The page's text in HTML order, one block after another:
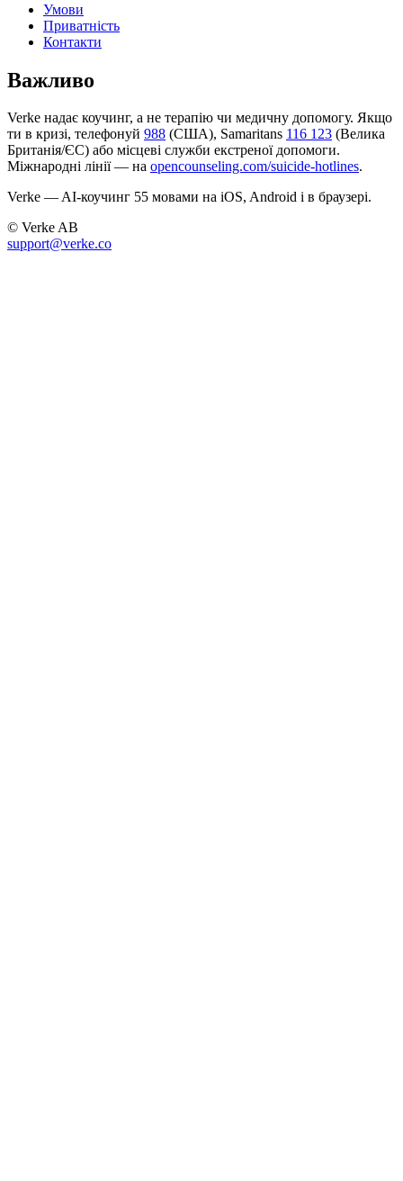
Умови
Приватність
Контакти
Важливо
Verke надає коучинг, а не терапію чи медичну допомогу. Якщо
ти в кризі, телефонуй 988 (США), Samaritans 116 123 (Велика
Британія/ЄС) або місцеві служби екстреної допомоги.
Міжнародні лінії — на opencounseling.com/suicide-hotlines.
Verke — AI-коучинг 55 мовами на iOS, Android і в браузері.
© Verke AB
support@verke.co